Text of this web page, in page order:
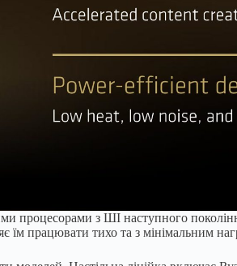
процесорами з ШІ наступного
їм працювати тихо та з мінімальним